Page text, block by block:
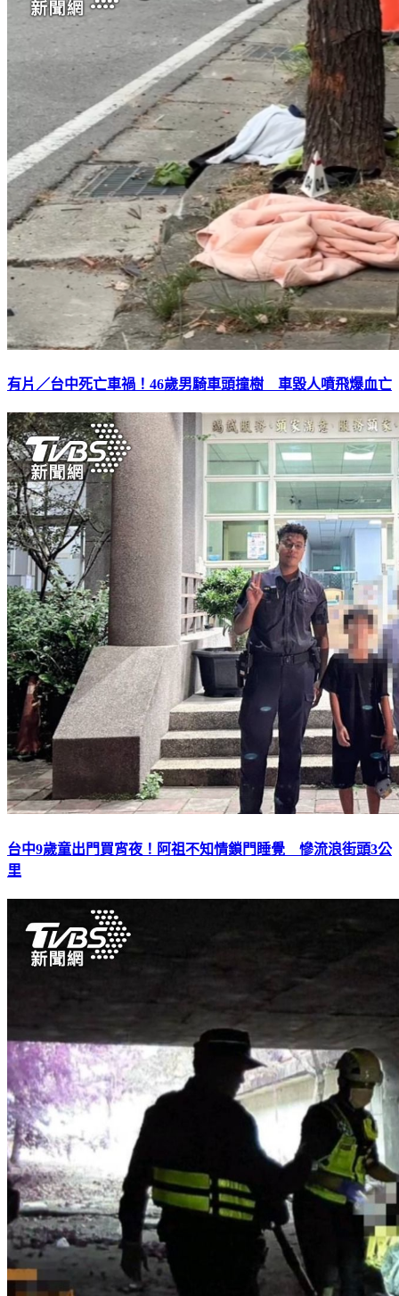
有片／台中死亡車禍！46歲男騎車頭撞樹 車毀人噴飛爆血亡
台中9歲童出門買宵夜！阿祖不知情鎖門睡覺 慘流浪街頭3公
里